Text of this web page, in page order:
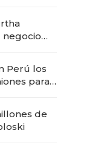
negocio
Perú los
para
de